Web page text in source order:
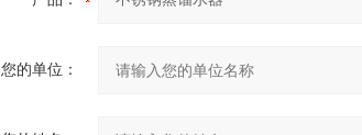
您的单位：